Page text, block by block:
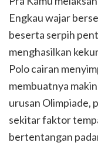
Engkau wajar
beserta serpih
menghasilkan
Polo cairan
membuatnya
urusan Olimpiade,
sekitar faktor
bertentangan